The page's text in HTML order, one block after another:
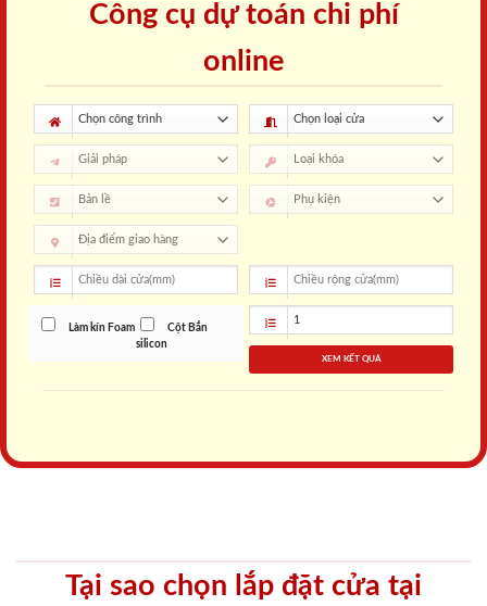
Công cụ dự toán chi phí
online
Làm kín Foam
Cột Bắn
silicon
XEM KẾT QUẢ
Tại sao chọn lắp đặt cửa tại